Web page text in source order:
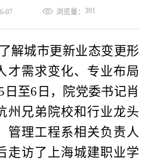
07 浏览量： 391
解城市更新业态变更形
才需求变化、专业布局
日 至6日，院党委书记肖
州兄弟院校和行业龙头
管理工程系相关负责人
走访了上海城建职业学